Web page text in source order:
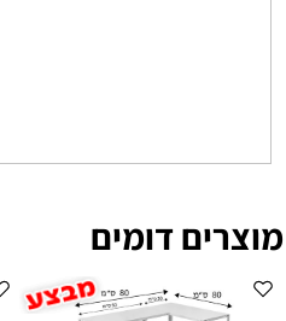
מוצרים דומים